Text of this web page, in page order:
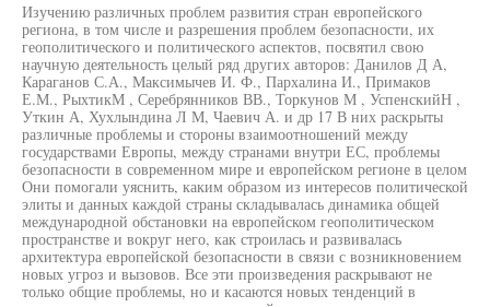
Изучению различных проблем развития стран европейского
региона, в том числе и разрешения проблем безопасности, их
геополитического и политического аспектов, посвятил свою
научную деятельность целый ряд других авторов: Данилов Д А,
Караганов С.А., Максимычев И. Ф., Пархалина И., Примаков
Е.М., РыхтикМ , Серебрянников ВВ., Торкунов М , УспенскийН ,
Уткин А, Хухлындина Л М, Чаевич А. и др 17 В них раскрыты
различные проблемы и стороны взаимоотношений между
государствами Европы, между странами внутри ЕС, проблемы
безопасности в современном мире и европейском регионе в целом
Они помогали уяснить, каким образом из интересов политической
элиты и данных каждой страны складывалась динамика общей
международной обстановки на европейском геополитическом
пространстве и вокруг него, как строилась и развивалась
архитектура европейской безопасности в связи с возникновением
новых угроз и вызовов. Все эти произведения раскрывают не
только общие проблемы, но и касаются новых тенденций в